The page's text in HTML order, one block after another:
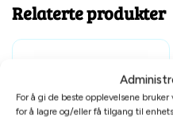
For å gi de beste opplevelsene
for å lagre og/eller få tilgang til
Relaterte produkter